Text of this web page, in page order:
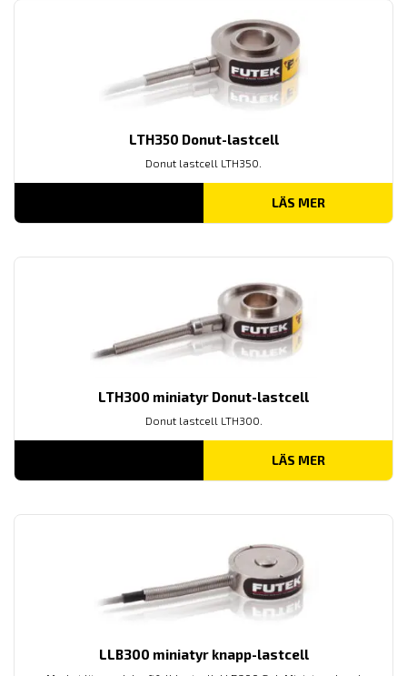
LTH350 Donut-lastcell
Donut lastcell LTH350.
LÄS MER
LTH300 miniatyr Donut-lastcell
Donut lastcell LTH300.
LÄS MER
LLB300 miniatyr knapp-lastcell